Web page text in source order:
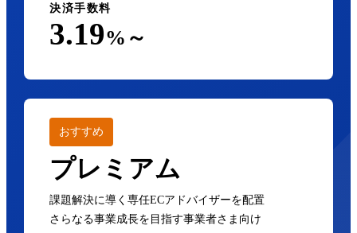
決済手数料
3.19%～
おすすめ
プレミアム
課題解決に導く専任ECアドバイザーを配置
さらなる事業成長を目指す事業者さま向け